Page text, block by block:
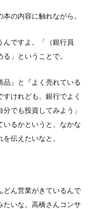
の内容に触れながら。
んですよ。「（銀行員
」ということで。
品』と『よく売れている
けれども、銀行でよく
でも投資してみよう」
いるかというと、なかな
伝えたいなと。
どん営業がきているんで
たいな。高橋さんコンサ